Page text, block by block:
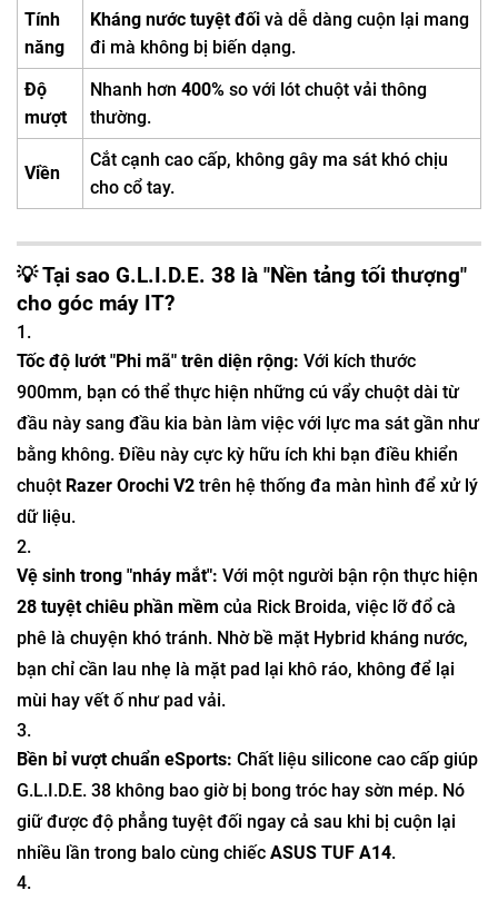
Tính
năng
Kháng nước tuyệt đối và dễ dàng cuộn lại mang
đi mà không bị biến dạng.
Độ
mượt
Nhanh hơn400% so với lót chuột vải thông
thường.
Viền
Cắt cạnh cao cấp, không gây ma sát khó chịu
cho cổ tay.
💡 Tại sao G.L.I.D.E. 38 là "Nền tảng tối thượng"
cho góc máy IT?
Tốc độ lướt "Phi mã" trên diện rộng: Với kích thước
900mm, bạn có thể thực hiện những cú vẩy chuột dài từ
đầu này sang đầu kia bàn làm việc với lực ma sát gần như
bằng không. Điều này cực kỳ hữu ích khi bạn điều khiển
chuột Razer Orochi V2 trên hệ thống đa màn hình để xử lý
dữ liệu.
Vệ sinh trong "nháy mắt": Với một người bận rộn thực hiện
28 tuyệt chiêu phần mềm của Rick Broida, việc lỡ đổ cà
phê là chuyện khó tránh. Nhờ bề mặt Hybrid kháng nước,
bạn chỉ cần lau nhẹ là mặt pad lại khô ráo, không để lại
mùi hay vết ố như pad vải.
Bền bỉ vượt chuẩn eSports: Chất liệu silicone cao cấp giúp
G.L.I.D.E. 38 không bao giờ bị bong tróc hay sờn mép. Nó
giữ được độ phẳng tuyệt đối ngay cả sau khi bị cuộn lại
nhiều lần trong balo cùng chiếc ASUS TUF A14.